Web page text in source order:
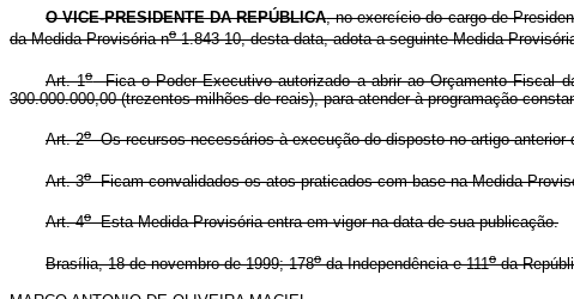
O VICE-PRESIDENTE DA REPÚBLICA, no exercício do cargo de
da Medida Provisória no1.843-10, desta data, adota a seguinte Medida
Art. 1oFica o Poder Executivo autorizado a abrir ao Orçamento Fiscal
300.000.000,00 (trezentos milhões de reais), para atender à programação
Art. 2oOs recursos necessários à execução do disposto no artigo anterior
Art. 3oFicam convalidados os atos praticados com base na Medida
Art. 4oEsta Medida Provisória entra em vigor na data de sua publicação.
Brasília, 18 de novembro de 1999; 178oda Independência e 111oda